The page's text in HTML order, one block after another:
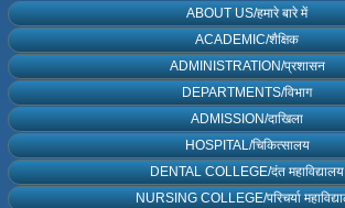
ABOUT US/हमारे बारे में
ACADEMIC/शैक्षिक
ADMINISTRATION/प्रशासन
DEPARTMENTS/विभाग
ADMISSION/दाखिला
HOSPITAL/चिकित्सालय
DENTAL COLLEGE/दंत महाविद्यालय
NURSING COLLEGE/परिचर्या